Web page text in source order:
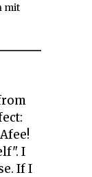
mit
I
If I